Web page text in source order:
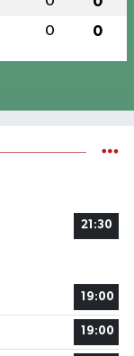
0 0
21:30
19:00
19:00